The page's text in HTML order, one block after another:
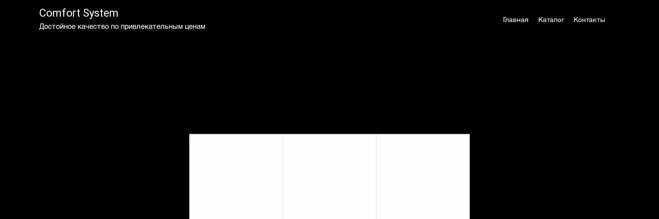
Comfort System
Достойное качество по привлекательным ценам
Главная Каталог Контакты